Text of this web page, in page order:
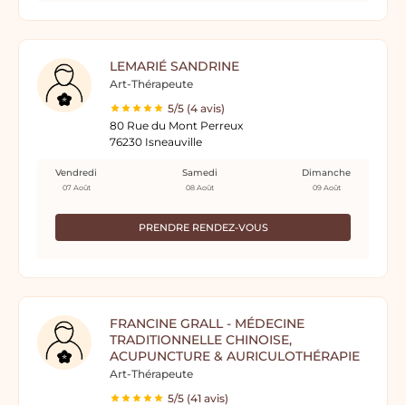
LEMARIÉ SANDRINE
Art-Thérapeute
5/5 (4 avis)
80 Rue du Mont Perreux
76230 Isneauville
PRENDRE RENDEZ-VOUS
Vendredi
07 Août
Samedi
08 Août
Dimanche
09 Août
FRANCINE GRALL - MÉDECINE
TRADITIONNELLE CHINOISE,
ACUPUNCTURE & AURICULOTHÉRAPIE
Art-Thérapeute
5/5 (41 avis)